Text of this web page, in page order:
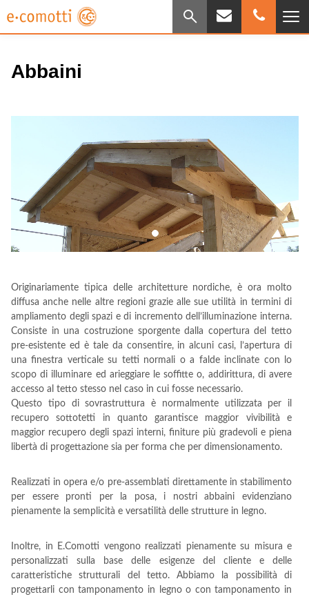
Abbaini
Originariamente tipica delle architetture nordiche, è ora molto
diffusa anche nelle altre regioni grazie alle sue utilità in termini di
ampliamento degli spazi e di incremento dell’illuminazione interna.
Consiste in una costruzione sporgente dalla copertura del tetto
pre-esistente ed è tale da consentire, in alcuni casi, l’apertura di
una finestra verticale su tetti normali o a falde inclinate con lo
scopo di illuminare ed arieggiare le soffitte o, addirittura, di avere
accesso al tetto stesso nel caso in cui fosse necessario.
Questo tipo di sovrastruttura è normalmente utilizzata per il
recupero sottotetti in quanto garantisce maggior vivibilità e
maggior recupero degli spazi interni, finiture più gradevoli e piena
libertà di progettazione sia per forma che per dimensionamento.
Realizzati in opera e/o pre-assemblati direttamente in stabilimento
per essere pronti per la posa, i nostri abbaini evidenziano
pienamente la semplicità e versatilità delle strutture in legno.
Inoltre, in E.Comotti vengono realizzati pienamente su misura e
personalizzati sulla base delle esigenze del cliente e delle
caratteristiche strutturali del tetto. Abbiamo la possibilità di
progettarli con tamponamento in legno o con tamponamento in